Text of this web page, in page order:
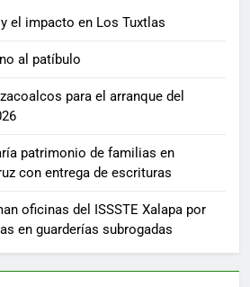
el impacto en Los Tuxtlas
al patíbulo
para el arranque del
patrimonio de familias en
con entrega de escrituras
oficinas del ISSSTE Xalapa por
en guarderías subrogadas